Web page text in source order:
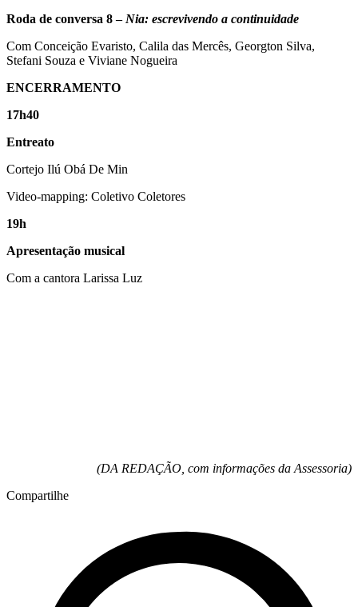
Roda de conversa 8 –Nia: escrevivendo a continuidade
Com Conceição Evaristo, Calila das Mercês, Georgton Silva,
Stefani Souza e Viviane Nogueira
ENCERRAMENTO
17h40
Entreato
Cortejo Ilú Obá De Min
Video-mapping: Coletivo Coletores
19h
Apresentação musical
Com a cantora Larissa Luz
(DA REDAÇÃO, com informações da Assessoria)
Compartilhe